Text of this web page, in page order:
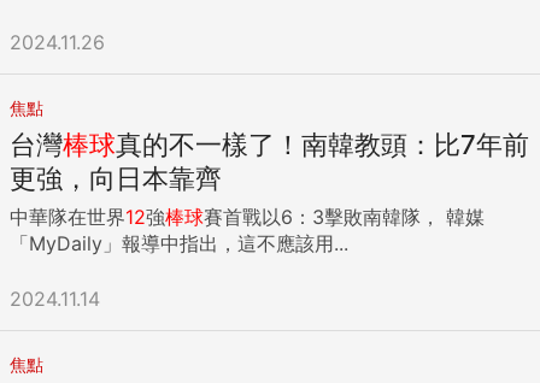
2024.11.26
焦點
台灣棒球真的不一樣了！南韓教頭：比7年前
更強，向日本靠齊
中華隊在世界12強棒球賽首戰以6：3擊敗南韓隊， 韓媒
「MyDaily」報導中指出，這不應該用...
2024.11.14
焦點